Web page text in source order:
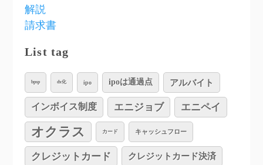
解説
請求書
List tag
bpsp dx化 ipo ipoは通過点 アルバイト
インボイス制度 エニジョブ エニペイ
オクラス カード キャッシュフロー
クレジットカード クレジットカード決済